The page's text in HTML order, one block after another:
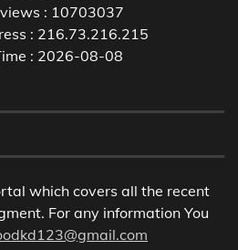
: 10703037
: 216.73.216.215
: 2026-08-08
which covers all the recent
For any information You